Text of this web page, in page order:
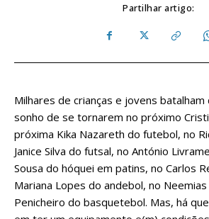
Partilhar artigo:
Milhares de crianças e jovens
sonho de se tornarem no próximo
próxima Kika Nazareth do futebol, no
Janice Silva do futsal, no António
Sousa do hóquei em patins, no Carlos
Mariana Lopes do andebol, no
Penicheiro do basquetebol. Mas, há